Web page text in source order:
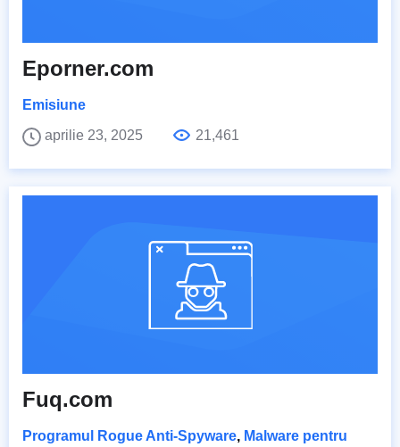
Eporner.com
Emisiune
aprilie 23, 2025
21,461
Fuq.com
Programul Rogue Anti-Spyware, Malware pentru